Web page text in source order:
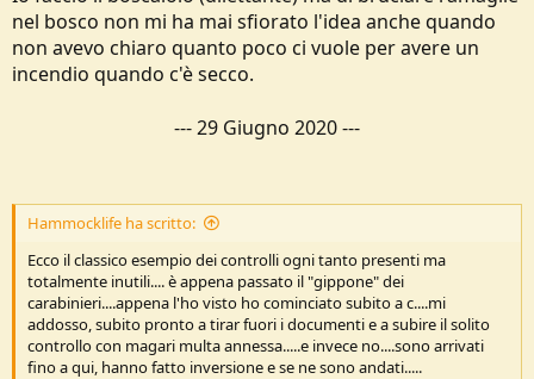
nel bosco non mi ha mai sfiorato l'idea anche quando
non avevo chiaro quanto poco ci vuole per avere un
incendio quando c'è secco.
---29 Giugno 2020---
Hammocklife ha scritto:
Ecco il classico esempio dei controlli ogni tanto presenti ma
totalmente inutili.... è appena passato il "gippone" dei
carabinieri....appena l'ho visto ho cominciato subito a c....mi
addosso, subito pronto a tirar fuori i documenti e a subire il solito
controllo con magari multa annessa.....e invece no....sono arrivati
fino a qui, hanno fatto inversione e se ne sono andati.....